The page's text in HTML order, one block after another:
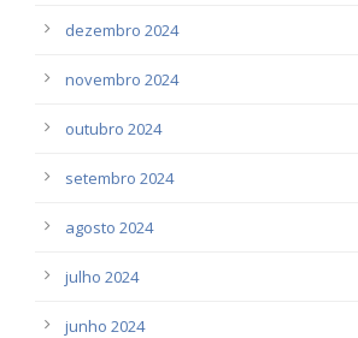
dezembro 2024
novembro 2024
outubro 2024
setembro 2024
agosto 2024
julho 2024
junho 2024